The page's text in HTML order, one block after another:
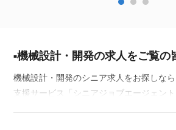
機械設計・開発の求人をご覧の
機械設計・開発のシニア求人をお探しな
支援サービス「シニアジョブエージェン